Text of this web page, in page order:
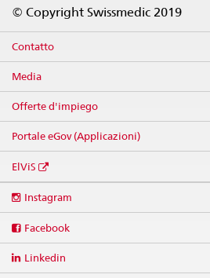
© Copyright Swissmedic 2019
Contatto
Media
Offerte d'impiego
Portale eGov (Applicazioni)
ElViS
media
Instagram
Facebook
Linkedin